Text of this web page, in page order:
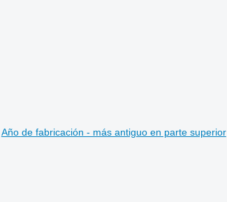
Año de fabricación - más antiguo en parte superior